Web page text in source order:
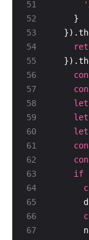
51
53
54
55
56
57
58
59
60
61
63
64
65
66
67
let
let
let
if